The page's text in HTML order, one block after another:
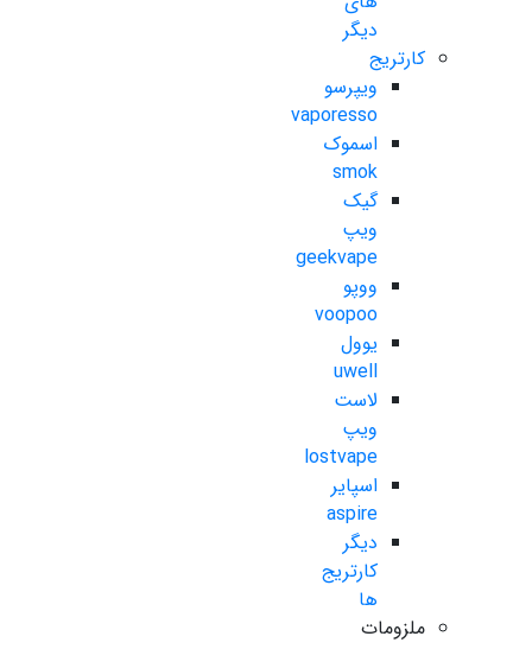
دیگر
کارتریج
ویپرسو
vaporesso
اسموک
smok
گیک
ویپ
geekvape
ووپو
voopoo
یوول
uwell
لاست
ویپ
lostvape
اسپایر
aspire
دیگر
کارتریج
ها
ملزومات